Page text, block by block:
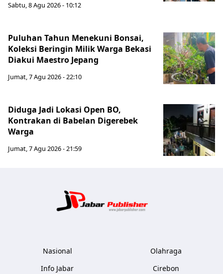
Sabtu, 8 Agu 2026 - 10:12
Puluhan Tahun Menekuni Bonsai,
Koleksi Beringin Milik Warga Bekasi
Diakui Maestro Jepang
Jumat, 7 Agu 2026 - 22:10
Diduga Jadi Lokasi Open BO,
Kontrakan di Babelan Digerebek
Warga
Jumat, 7 Agu 2026 - 21:59
Nasional
Info Jabar
Olahraga
Cirebon